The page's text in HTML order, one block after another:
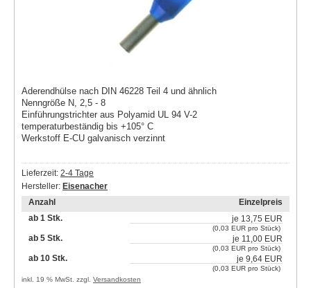
Aderendhülse nach DIN 46228 Teil 4 und ähnlich
Nenngröße N, 2,5 - 8
Einführungstrichter aus Polyamid UL 94 V-2
temperaturbeständig bis +105° C
Werkstoff E-CU galvanisch verzinnt
Lieferzeit: 2-4 Tage
Hersteller: Eisenacher
Anzahl
Einzelpreis
ab 1 Stk.
je 13,75 EUR
(0,03 EUR pro Stück)
ab 5 Stk. je 11,00 EUR
(0,03 EUR pro Stück)
ab 10 Stk. je 9,64 EUR
(0,03 EUR pro Stück)
inkl. 19 % MwSt. zzgl. Versandkosten